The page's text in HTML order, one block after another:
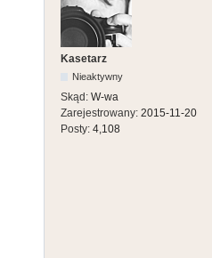
Kasetarz
Nieaktywny
Skąd: W-wa
Zarejestrowany: 2015-11-20
Posty: 4,108